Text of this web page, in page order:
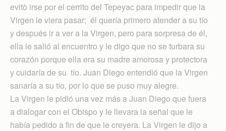
evitò irse por el cerrito del Tepeyac para impedir que la
Virgen le viera pasar; él quería primero atender a su tío
y después ir a ver a la Virgen, pero para sorpresa de él,
ella le salió al encuentro y le digo que no se turbara su
corazón porque ella era su madre amorosa y protectora
y cuidaría de su tío. Juan Diego entendió que la Virgen
sanaría a su tío, por lo que se puso muy alegre.
La Virgen le pidió una vez más a Juan Diego que fuera
a dialogar con el Obispo y le llevara la señal que le
había pedido a fin de que le creyera. La Virgen le dijo a